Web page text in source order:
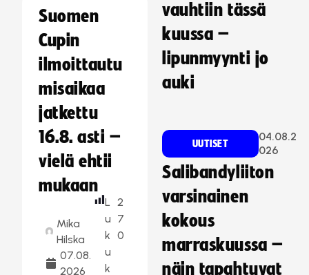
Suomen
Cupin
ilmoittautu
misaikaa
jatkettu
16.8. asti –
vielä ehtii
mukaan
Mika
Hilska
07.08.
2026
L
u
k
u
k
2
7
0
vauhtiin tässä
kuussa –
lipunmyynti jo
auki
UUTISET
04.08.2
026
Salibandyliiton
varsinainen
kokous
marraskuussa –
näin tapahtuvat